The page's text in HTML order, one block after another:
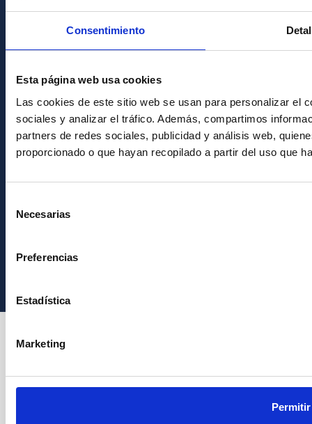
Consentimiento
Esta página web usa cookies
Las cookies de este sitio web se usan para personalizar el
sociales y analizar el tráfico. Además, compartimos
partners de redes sociales, publicidad y análisis web,
proporcionado o que hayan recopilado a partir del uso que
Necesarias
Preferencias
Estadística
Marketing
PostFooter > Newsletter link
Únete a nuestra
Newsletter